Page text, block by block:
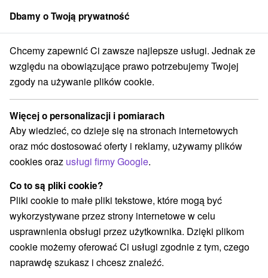
członek grupySorger
Trenčiansky kraj Sebedražie Pole golfowe, Klub golfowy Bojnice
Pole golfowe, Klub golfowy Bojnice
Wyświetl stronę internetową Przejdź do
+421 910 903 183 info@golfbojnice.sk
Facebook
Opinii Google
Priehon 769
972 05 Sebedražie
GPS:
N +48° 43' 23.54''
E +18° 38' 3.69''
Dbamy o Twoją prywatność
Chcemy zapewnić Ci zawsze najlepsze usługi. Jednak ze
względu na obowiązujące prawo potrzebujemy Twojej
zgody na używanie plików cookie.
Więcej o personalizacji i pomiarach
Aby wiedzieć, co dzieje się na stronach internetowych
oraz móc dostosować oferty i reklamy, używamy plików
cookies oraz usługi firmy Google.
Co to są pliki cookie?
Pliki cookie to małe pliki tekstowe, które mogą być
wykorzystywane przez strony internetowe w celu
usprawnienia obsługi przez użytkownika. Dzięki plikom
cookie możemy oferować Ci usługi zgodnie z tym, czego
naprawdę szukasz i chcesz znaleźć.